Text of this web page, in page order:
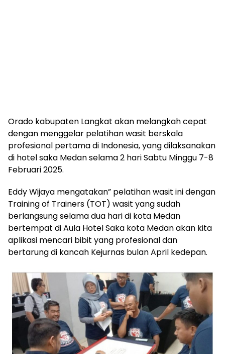
Orado kabupaten Langkat akan melangkah cepat
dengan menggelar pelatihan wasit berskala
profesional pertama di Indonesia, yang dilaksanakan
di hotel saka Medan selama 2 hari Sabtu Minggu 7-8
Februari 2025.
Eddy Wijaya mengatakan” pelatihan wasit ini dengan
Training of Trainers (TOT) wasit yang sudah
berlangsung selama dua hari di kota Medan
bertempat di Aula Hotel Saka kota Medan akan kita
aplikasi mencari bibit yang profesional dan
bertarung di kancah Kejurnas bulan April kedepan.